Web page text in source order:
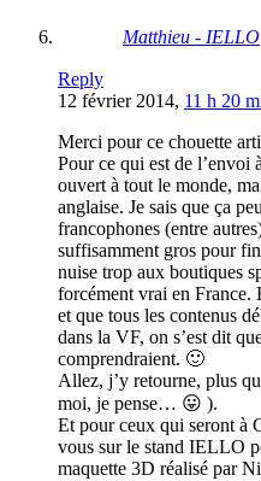
Matthieu - IELLO
Reply
12 février 2014, 11 h 20
Merci pour ce chouette
Pour ce qui est de l’envoi
ouvert à tout le monde,
anglaise. Je sais que ça
francophones (entre
suffisamment gros pour
nuise trop aux boutiques
forcément vrai en France.
et que tous les contenus
dans la VF, on s’est dit
comprendraient. 🙂
Allez, j’y retourne, plus
moi, je pense… 😛 ).
Et pour ceux qui seront à
vous sur le stand IELLO
maquette 3D réalisé par